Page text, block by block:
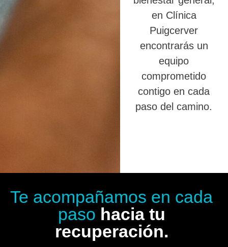
en Clínica
Puigcerver
encontrarás un
equipo
comprometido
contigo en cada
paso del camino.
Te acompañamos en cada
paso hacia tu
recuperación.